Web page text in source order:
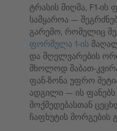
ტრასის მიღმა, F1-ის
სამყაროა — შეგრძნებების სიუხვით გამორჩეული
გარემო, რომელიც
ფორმულა 1-ის
და მღელვარების
მხოლოდ შაბათ-
ფან-ზონა უფრო
ადგილი — ის ფანებს მაქსიმალურად აახლოებს
მოქმედებასთან
ჩაფხუტის მორგების